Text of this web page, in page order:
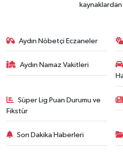
kaynaklardan
Aydın Nöbetçi Eczaneler
Aydın Namaz Vakitleri
Süper Lig Puan Durumu ve
Fikstür
Son Dakika Haberleri